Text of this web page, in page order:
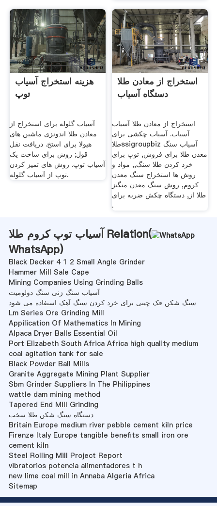
هزینه استخراج آسیاب
توپ
آسیاب گلوله برای استخراج از
معادن طلا اندونزی ماشین های
هیولا برای استخ. دریافت نقل
قول; روش برای ساخت یک
آسیاب توپ. روش های تمیز کردن
توپ از آسیاب گلوله.
استخراج از معادن طلا
دستگاه آسیاب
استخراج از معادن طلا آسیاب
آسیاب. آسیاب چکشی برای
طلاssigroupbiz آسیاب سنگ
معدن طلا برای فروش, توپ برای
خرد کردن طلا سنگ,, مواد و
روش ها استخراج سنگ معدن
کروم, روش سنگ معدن منگنز
طلا از, دستگاه چکش ضربه برای
.
آسیاب توپ کروم طلا Relation(
WhatsApp)
Black Decker 4 1 2 Small Angle Grinder
Hammer Mill Sale Cape
Mining Companies Using Grinding Balls
آسیاب سنگ زنی سنگ دولومیت
سنگ شکن فک چینی برای خرد کردن سنگ آهک استفاده می شود
Lm Series Ore Grinding Mill
Appilication Of Mathematics In Mining
Alpaca Dryer Balls Essential Oil
Port Elizabeth South Africa Africa high quality medium
coal agitation tank for sale
Black Powder Ball Mills
Granite Aggregate Mining Plant Supplier
Sbm Grinder Suppliers In The Philippines
wattle dam mining method
Tapered End Mill Grinding
دستگاه سنگ شکن طلا سخت
Britain Europe medium river pebble cement kiln price
Firenze Italy Europe tangible benefits small iron ore
cement kiln
Steel Rolling Mill Project Report
vibratorios potencia alimentadores t h
new lime coal mill in Annaba Algeria Africa
Sitemap